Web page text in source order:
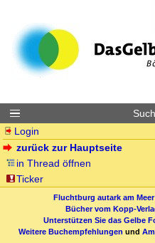
Login
zurück zur Hauptseite
in Thread öffnen
Ticker
Fluchtburg autark am Meer
Bücher vom Kopp-
Unterstützen Sie das Gelbe
Weitere Buchempfehlungen und